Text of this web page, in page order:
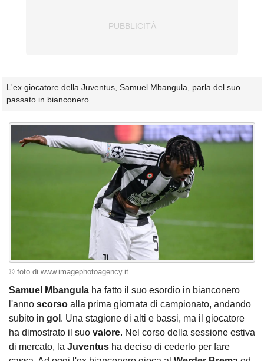
L'ex giocatore della Juventus, Samuel Mbangula, parla del suo
passato in bianconero.
© foto di www.imagephotoagency.it
Samuel Mbangula ha fatto il suo esordio in bianconero
l'anno scorso alla prima giornata di campionato, andando
subito in gol . Una stagione di alti e bassi, ma il giocatore
ha dimostrato il suo valore. Nel corso della sessione estiva
di mercato, la Juventus ha deciso di cederlo per fare